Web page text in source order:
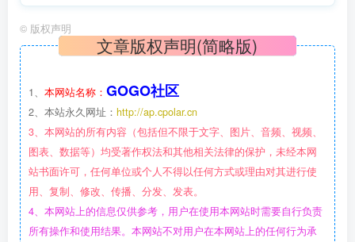
© 版权声明
文章版权声明(简略版)
1、 本网站名称： GOGO社区
2、本站永久网址： http://ap.cpolar.cn
3、本网站的所有内容（包括但不限于文字、图片、音频、视频、
图表、数据等）均受著作权法和其他相关法律的保护，未经本网
站书面许可，任何单位或个人不得以任何方式或理由对其进行使
用、复制、修改、传播、分发、发表。
4、本网站上的信息仅供参考，用户在使用本网站时需要自行负责
所有操作和使用结果。本网站不对用户在本网站上的任何行为承